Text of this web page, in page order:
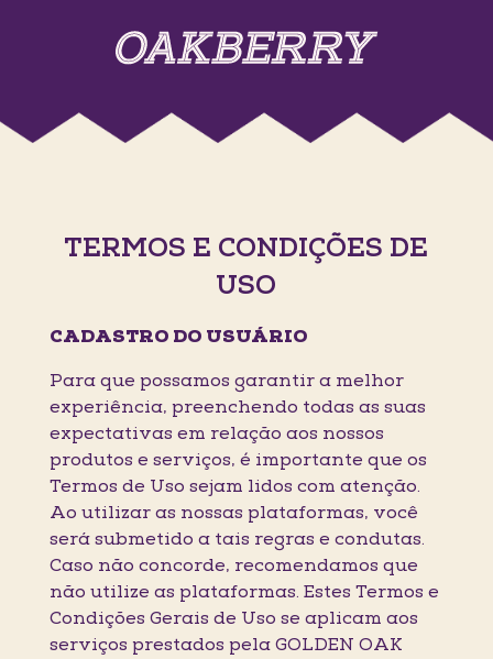
TERMOS E CONDIÇÕES DE
USO
CADASTRO DO USUÁRIO
Para que possamos garantir a melhor
experiência, preenchendo todas as suas
expectativas em relação aos nossos
produtos e serviços, é importante que os
Termos de Uso sejam lidos com atenção.
Ao utilizar as nossas plataformas, você
será submetido a tais regras e condutas.
Caso não concorde, recomendamos que
não utilize as plataformas. Estes Termos e
Condições Gerais de Uso se aplicam aos
serviços prestados pela GOLDEN OAK